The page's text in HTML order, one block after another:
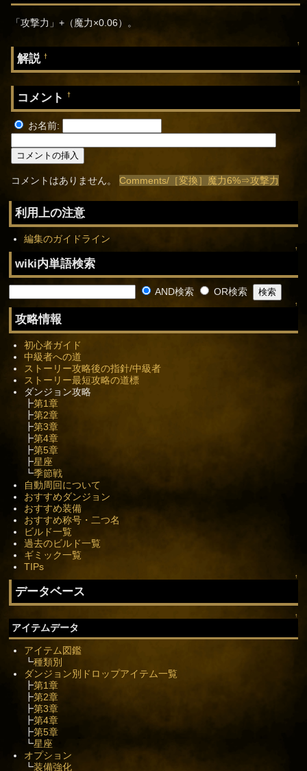
「攻撃力」+（魔力×0.06）。
↑
解説†
↑
コメント†
お名前:
コメントはありません。Comments/［変換］魔力6%⇒攻撃力
利用上の注意
編集のガイドライン
↑
wiki内単語検索
AND検索 OR検索
↑
攻略情報
初心者ガイド
中級者への道
ストーリー攻略後の指針/中級者
ストーリー最短攻略の道標
ダンジョン攻略
┣第1章
┣第2章
┣第3章
┣第4章
┣第5章
┣星座
┗季節戦
自動周回について
おすすめダンジョン
おすすめ装備
おすすめ称号・二つ名
ビルド一覧
過去のビルド一覧
ギミック一覧
TIPs
↑
データベース
↑
アイテムデータ
アイテム図鑑
┗種類別
ダンジョン別ドロップアイテム一覧
┣第1章
┣第2章
┣第3章
┣第4章
┣第5章
┗星座
オプション
┗装備強化